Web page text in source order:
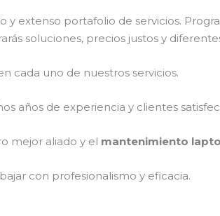
y extenso portafolio de servicios.
soluciones, precios justos y
cada uno de nuestros servicios.
años de experiencia y clientes
mejor aliado y el mantenimiento
con profesionalismo y eficacia.